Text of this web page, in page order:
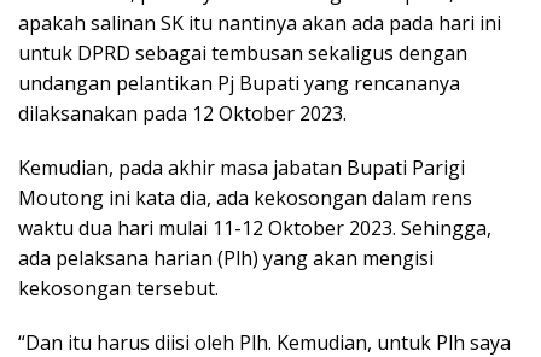
apakah salinan SK itu nantinya akan ada pada hari ini
untuk DPRD sebagai tembusan sekaligus dengan
undangan pelantikan Pj Bupati yang rencananya
dilaksanakan pada 12 Oktober 2023.
Kemudian, pada akhir masa jabatan Bupati Parigi
Moutong ini kata dia, ada kekosongan dalam rens
waktu dua hari mulai 11-12 Oktober 2023. Sehingga,
ada pelaksana harian (Plh) yang akan mengisi
kekosongan tersebut.
“Dan itu harus diisi oleh Plh. Kemudian, untuk Plh saya